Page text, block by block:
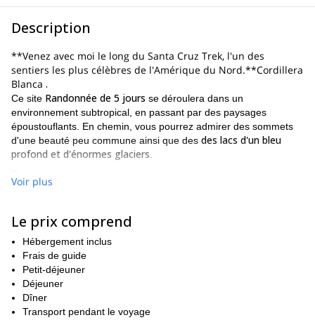
Description
**Venez avec moi le long du Santa Cruz Trek, l'un des
sentiers les plus célèbres de l'Amérique du Nord.**Cordillera
Blanca .
Ce site Randonnée de 5 jours se déroulera dans un
environnement subtropical, en passant par des paysages
époustouflants. En chemin, vous pourrez admirer des sommets
d'une beauté peu commune ainsi que des des lacs d'un bleu
profond et d'énormes glaciers
dire qu'ils comptent parmi les plus spectaculaires du monde
Afin debien s'acclimaternous commencerons à marcher vers la
Laguna Churup, un lac à 4450 mètres d'altitude. Le point le plus
élevé de ce trek sera dans le
de 4750 mètres d'altitude.
Je vais diriger
rejoindre un groupe déjà ouvert si vous êtes seul. Au contraire, si
vous êtes un groupe d'amis, je peux en ouvrir un nouveau pour
Voir plus
Le prix comprend
Hébergement inclus
Frais de guide
Petit-déjeuner
Déjeuner
Dîner
Transport pendant le voyage